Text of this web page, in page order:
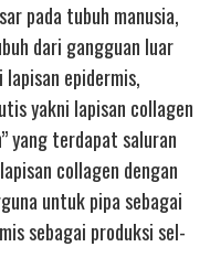
pada tubuh manusia,
dari gangguan luar
epidermis,
yakni lapisan collagen
yang terdapat saluran
collagen dengan
untuk pipa sebagai
sebagai produksi sel-